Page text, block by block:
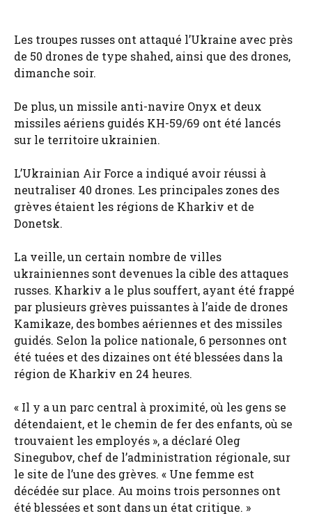
Les troupes russes ont attaqué l’Ukraine avec près
de 50 drones de type shahed, ainsi que des drones,
dimanche soir.
De plus, un missile anti-navire Onyx et deux
missiles aériens guidés KH-59/69 ont été lancés
sur le territoire ukrainien.
L’Ukrainian Air Force a indiqué avoir réussi à
neutraliser 40 drones. Les principales zones des
grèves étaient les régions de Kharkiv et de
Donetsk.
La veille, un certain nombre de villes
ukrainiennes sont devenues la cible des attaques
russes. Kharkiv a le plus souffert, ayant été frappé
par plusieurs grèves puissantes à l’aide de drones
Kamikaze, des bombes aériennes et des missiles
guidés. Selon la police nationale, 6 personnes ont
été tuées et des dizaines ont été blessées dans la
région de Kharkiv en 24 heures.
« Il y a un parc central à proximité, où les gens se
détendaient, et le chemin de fer des enfants, où se
trouvaient les employés », a déclaré Oleg
Sinegubov, chef de l’administration régionale, sur
le site de l’une des grèves. « Une femme est
décédée sur place. Au moins trois personnes ont
été blessées et sont dans un état critique. »